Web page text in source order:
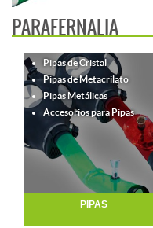
PARAFERNALIA
Pipas de Cristal
Pipas de Metacrilato
Pipas Metálicas
Accesorios para Pipas
PIPAS